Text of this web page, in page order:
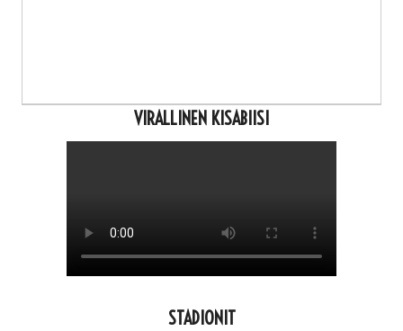
VIRALLINEN KISABIISI
STADIONIT